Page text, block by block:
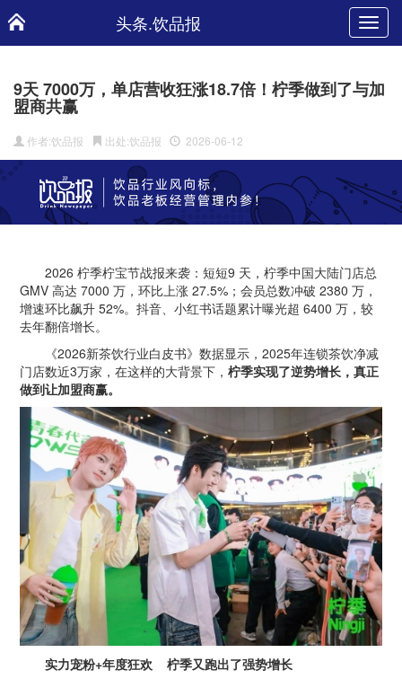
头条.饮品报
9天 7000万，单店营收狂涨18.7倍！柠季做到了与加
盟商共赢
作者:饮品报 出处:饮品报 2026-06-12
2026 柠季柠宝节战报来袭：短短9 天，柠季中国大陆门店总
GMV 高达 7000 万，环比上涨 27.5%；会员总数冲破 2380 万，
增速环比飙升 52%。抖音、小红书话题累计曝光超 6400 万，较
去年翻倍增长。
《2026新茶饮行业白皮书》数据显示，2025年连锁茶饮净减
门店数近3万家，在这样的大背景下，柠季实现了逆势增长，真正
做到让加盟商赢。
实力宠粉+年度狂欢
柠季又跑出了强势增长